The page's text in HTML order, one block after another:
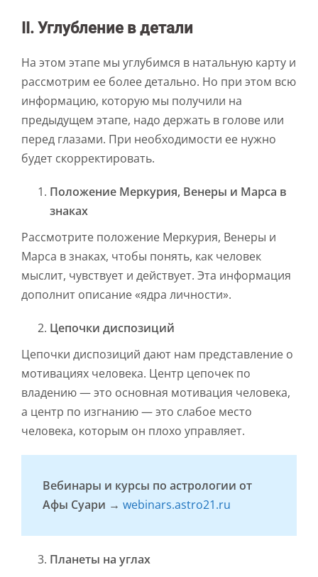
II. Углубление в детали
На этом этапе мы углубимся в натальную карту и
рассмотрим ее более детально. Но при этом всю
информацию, которую мы получили на
предыдущем этапе, надо держать в голове или
перед глазами. При необходимости ее нужно
будет скорректировать.
Положение Меркурия, Венеры и Марса в
знаках
Рассмотрите положение Меркурия, Венеры и
Марса в знаках, чтобы понять, как человек
мыслит, чувствует и действует. Эта информация
дополнит описание «ядра личности».
Цепочки диспозиций
Цепочки диспозиций дают нам представление о
мотивациях человека. Центр цепочек по
владению — это основная мотивация человека,
а центр по изгнанию — это слабое место
человека, которым он плохо управляет.
Вебинары и курсы по астрологии от
Афы Суари → webinars.astro21.ru
Планеты на углах